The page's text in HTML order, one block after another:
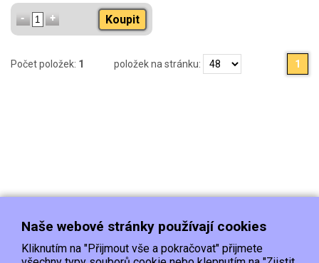
Koupit
Počet položek: 1 položek na stránku: 1
Naše webové stránky používají cookies
Kliknutím na "Přijmout vše a pokračovat" přijmete